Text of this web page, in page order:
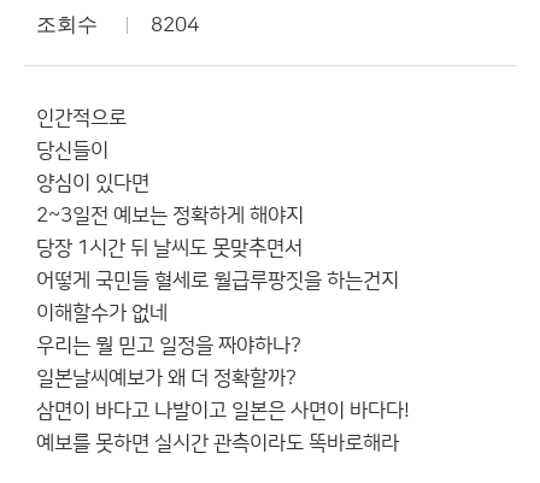
조회수 8204
인간적으로
당신들이
양심이 있다면
2~3일전 예보는 정확하게 해야지
당장 1시간 뒤 날씨도 못맞추면서
어떻게 국민들 혈세로 월급루팡짓을 하는건지
이해할수가 없네
우리는 뭘 믿고 일정을 짜야하나?
일본날씨예보가 왜 더 정확할까?
삼면이 바다고 나발이고 일본은 사면이 바다다!
예보를 못하면 실시간 관측이라도 똑바로해라